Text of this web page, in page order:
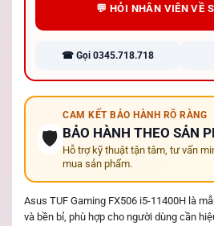
💬 HỎI NHÂN VIÊN VỀ
☎ Gọi 0345.718.718
🛡️
CAM KẾT BẢO HÀNH RÕ RÀNG
BẢO HÀNH THEO SẢN
Hỗ trợ kỹ thuật tận tâm, tư vấn
mua sản phẩm.
Asus TUF Gaming FX506 i5-11400H là
và bền bỉ, phù hợp cho người dùng cần